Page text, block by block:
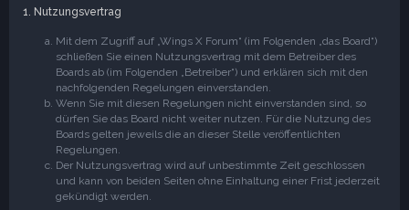
1. Nutzungsvertrag
Mit dem Zugriff auf „Wings X Forum“ (im Folgenden „das Board“)
schließen Sie einen Nutzungsvertrag mit dem Betreiber des
Boards ab (im Folgenden „Betreiber“) und erklären sich mit den
nachfolgenden Regelungen einverstanden.
Wenn Sie mit diesen Regelungen nicht einverstanden sind, so
dürfen Sie das Board nicht weiter nutzen. Für die Nutzung des
Boards gelten jeweils die an dieser Stelle veröffentlichten
Regelungen.
Der Nutzungsvertrag wird auf unbestimmte Zeit geschlossen
und kann von beiden Seiten ohne Einhaltung einer Frist jederzeit
gekündigt werden.